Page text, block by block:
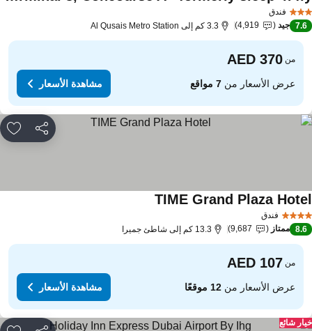
فندق
7.6 جيد 4,919 3.3 كم إلى Al Qusais Metro Station
من
عرض الأسعار من7 مواقع مشاهدة الأسعار
مشاركة
فندق
TIME Grand Plaza
8.6 ممتاز 9,687 13.3 كم إلى شاطئ جميرا
من
عرض الأسعار من12 موقعًا مشاهدة الأسعار
شائع